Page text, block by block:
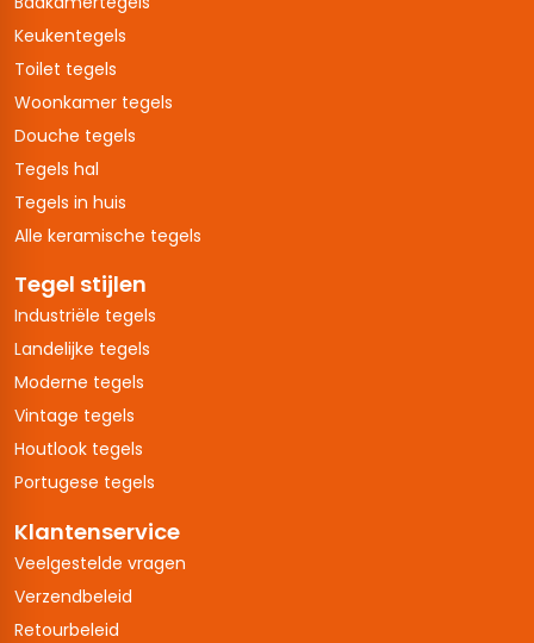
Keukentegels
Toilet tegels
Woonkamer tegels
Douche tegels
Tegels hal
Tegels in huis
Alle keramische tegels
Tegel stijlen
Industriële tegels
Landelijke tegels
Moderne tegels
Vintage tegels
Houtlook tegels
Portugese tegels
Klantenservice
Veelgestelde vragen
Verzendbeleid
Retourbeleid